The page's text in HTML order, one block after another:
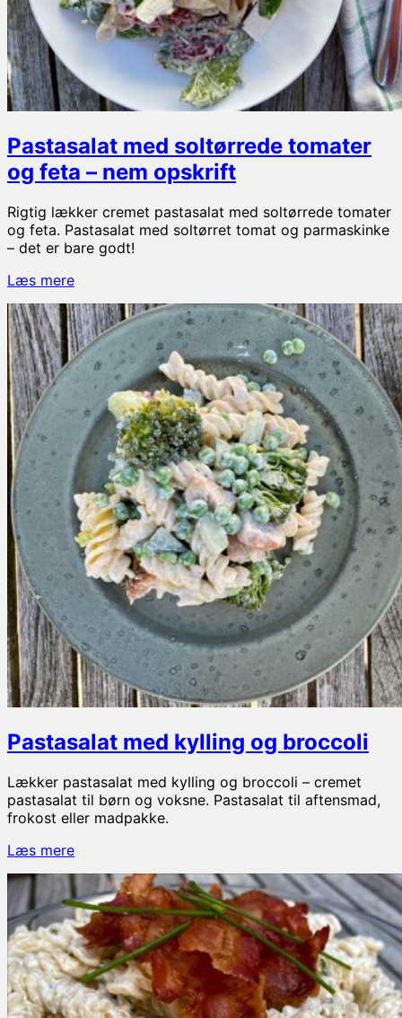
Pastasalat med soltørrede tomater
og feta – nem opskrift
Rigtig lækker cremet pastasalat med soltørrede tomater
og feta. Pastasalat med soltørret tomat og parmaskinke
– det er bare godt!
Læs merePastasalat
soltørrede
tomater
og
feta
–
nem
opskrift
Pastasalat med kylling og broccoli
Lækker pastasalat med kylling og broccoli – cremet
pastasalat til børn og voksne. Pastasalat til aftensmad,
frokost eller madpakke.
Læs merePastasalat
kylling
og
broccoli